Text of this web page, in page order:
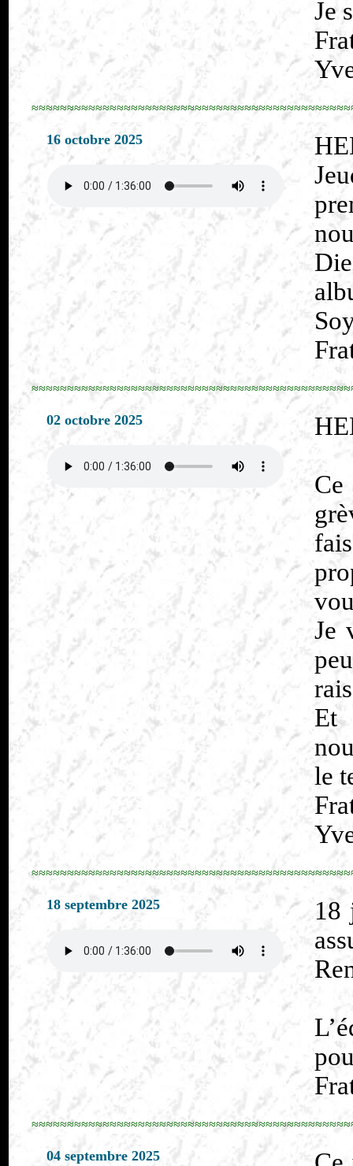
Je
16 octobre 2025
02 octobre 2025
Je
Et
le
18 septembre 2025
18
04 septembre 2025